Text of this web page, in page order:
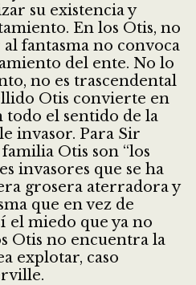
su existencia y
En los Otis, no
fantasma no convoca
del ente. No lo
no es trascendental
Otis convierte en
todo el sentido de la
invasor. Para Sir
Otis son “los
invasores que se ha
grosera aterradora y
que en vez de
el miedo que ya no
Otis no encuentra la
explotar, caso